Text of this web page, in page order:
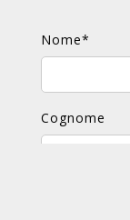
Nome*
Cognome